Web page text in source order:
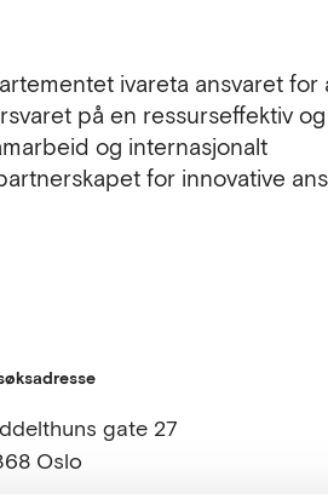
ivareta ansvaret for
på en ressurseffektiv og
og internasjonalt
for innovative
gate 27
Oslo